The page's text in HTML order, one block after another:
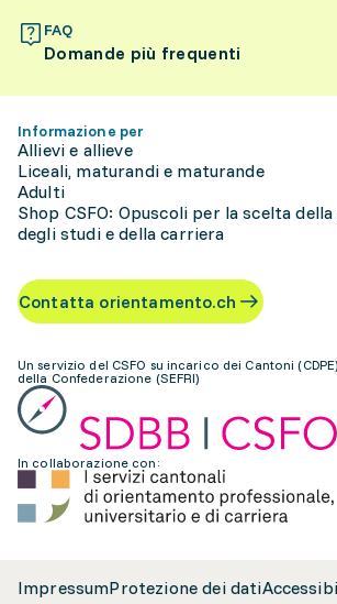
FAQ
Domande più frequenti
Informazione per
Allievi e allieve
Liceali, maturandi e maturande
Adulti
Shop CSFO: Opuscoli per la scelta
degli studi e della carriera
Contatta orientamento.ch
Un servizio del CSFO su incarico dei Cantoni
della Confederazione (SEFRI)
In collaborazione con:
ImpressumProtezione dei dati